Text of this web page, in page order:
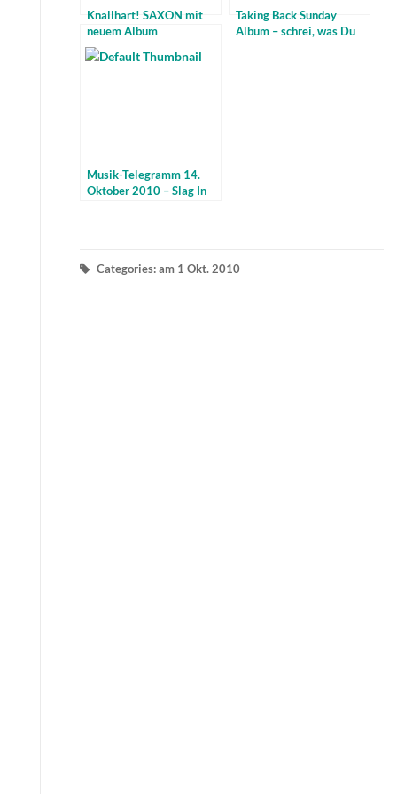
Knallhart! SAXON mit
neuem Album
Taking Back Sunday
Album – schrei, was Du
Musik-Telegramm 14.
Oktober 2010 – Slag In
Categories: am 1 Okt. 2010